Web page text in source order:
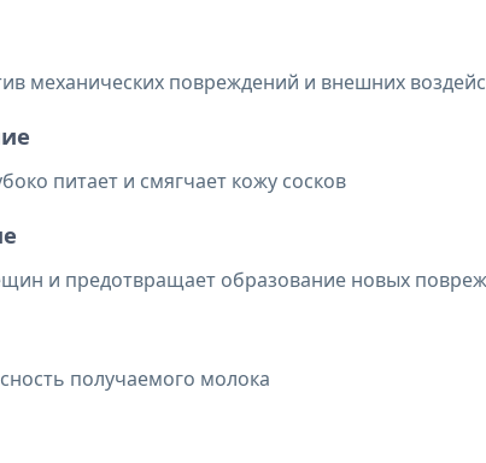
механических повреждений и внешних
питает и смягчает кожу сосков
и предотвращает образование новых
получаемого молока